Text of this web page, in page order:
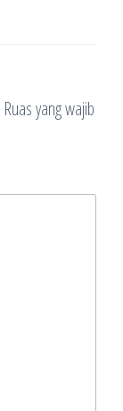
Ruas yang wajib